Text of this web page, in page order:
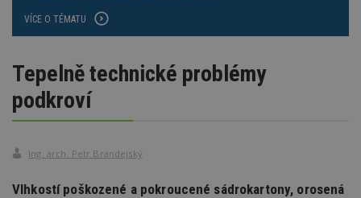
VÍCE O TÉMATU
Tepelně technické problémy
podkroví
Ing. arch. Petr Brandejský
Vlhkostí poškozené a pokroucené sádrokartony, orosená